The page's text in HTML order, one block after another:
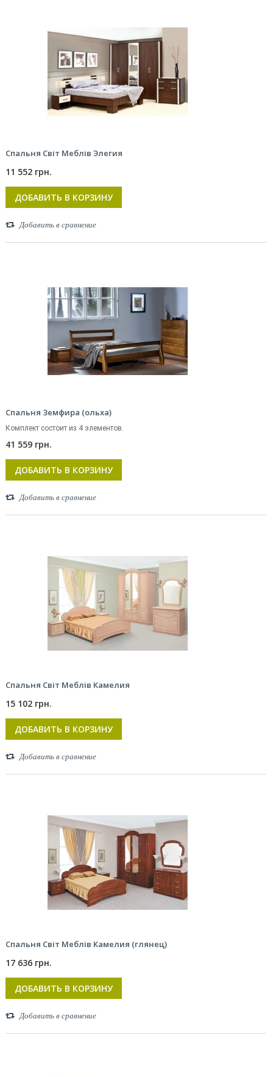
Спальня Світ Меблів Элегия
11 552 грн.
ДОБАВИТЬ В КОРЗИНУ
Добавить в сравнение
Спальня Земфира (ольха)
Комплект состоит из 4 элементов.
41 559 грн.
ДОБАВИТЬ В КОРЗИНУ
Добавить в сравнение
Спальня Світ Меблів Камелия
15 102 грн.
ДОБАВИТЬ В КОРЗИНУ
Добавить в сравнение
Спальня Світ Меблів Камелия (глянец)
17 636 грн.
ДОБАВИТЬ В КОРЗИНУ
Добавить в сравнение